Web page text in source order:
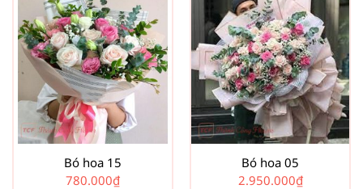
Bó hoa 15
780.000₫
Bó hoa 05
2.950.000₫